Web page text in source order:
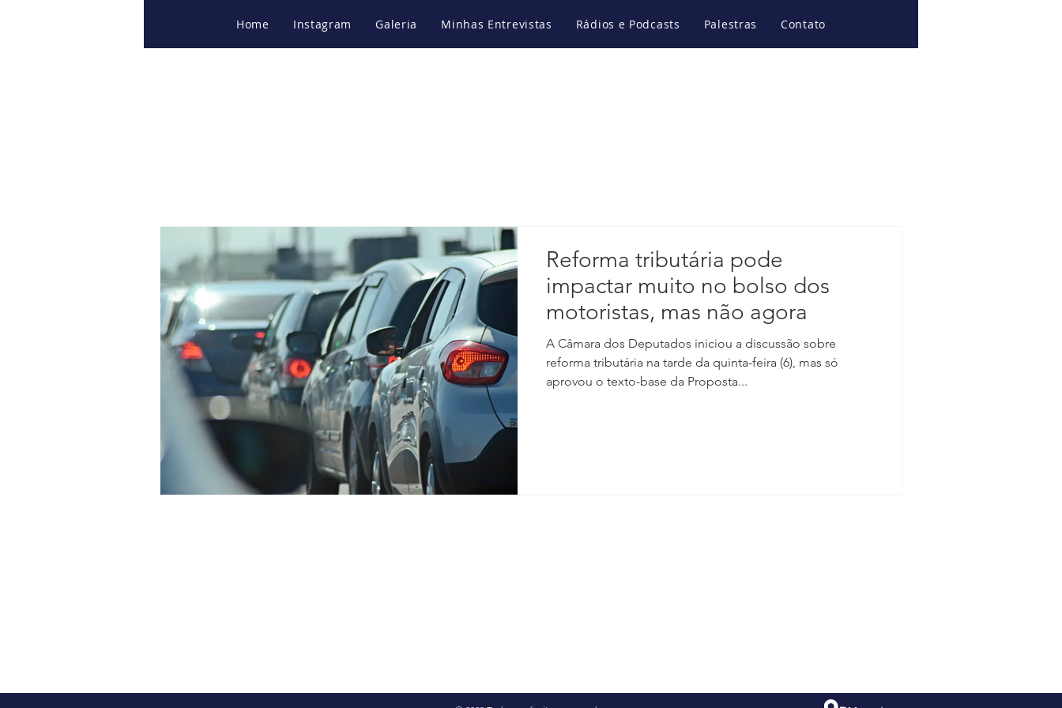
Home Instagram Galeria Minhas Entrevistas Rádios e Podcasts Palestras Contato
Reforma tributária pode
impactar muito no bolso dos
motoristas, mas não agora
A Câmara dos Deputados iniciou a discussão sobre
reforma tributária na tarde da quinta-feira (6), mas só
aprovou o texto-base da Proposta...